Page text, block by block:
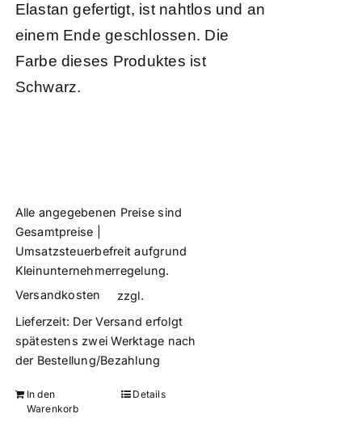
Elastan gefertigt, ist nahtlos und an
einem Ende geschlossen. Die
Farbe dieses Produktes ist
Schwarz.
Alle angegebenen Preise sind
Gesamtpreise |
Umsatzsteuerbefreit aufgrund
Kleinunternehmerregelung.
zzgl.
Versandkosten
Lieferzeit: Der Versand erfolgt
spätestens zwei Werktage nach
der Bestellung/Bezahlung
In den
Warenkorb
Details